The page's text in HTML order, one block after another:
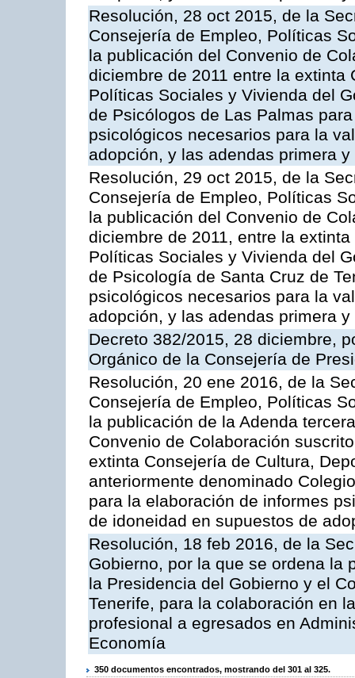
Resolución, 28 oct 2015, de la
Consejería de Empleo, Políticas
la publicación del Convenio de
diciembre de 2011 entre la
Políticas Sociales y Vivienda del
de Psicólogos de Las Palmas
psicológicos necesarios para la
adopción, y las adendas primera
Resolución, 29 oct 2015, de la
Consejería de Empleo, Políticas
la publicación del Convenio de
diciembre de 2011, entre la
Políticas Sociales y Vivienda del
de Psicología de Santa Cruz de
psicológicos necesarios para la
adopción, y las adendas primera
Decreto 382/2015, 28 diciembre,
Orgánico de la Consejería de
Resolución, 20 ene 2016, de la
Consejería de Empleo, Políticas
la publicación de la Adenda
Convenio de Colaboración
extinta Consejería de Cultura,
anteriormente denominado
para la elaboración de informes
de idoneidad en supuestos de
Resolución, 18 feb 2016, de la
Gobierno, por la que se ordena la
la Presidencia del Gobierno y el
Tenerife, para la colaboración en
profesional a egresados en
Economía
350 documentos encontrados, mostrando del 301 al 325.